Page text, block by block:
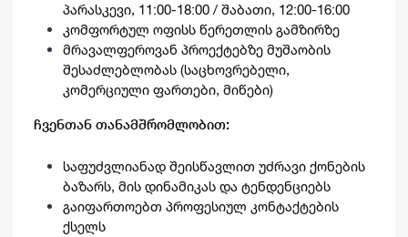
პარასკევი, 11:00-18:00 / შაბათი, 12:00-16:00
კომფორტულ ოფისს წერეთლის გამზირზე
მრავალფეროვან პროექტებზე მუშაობის
შესაძლებლობას (საცხოვრებელი,
კომერციული ფართები, მიწები)
ჩვენთან თანამშრომლობით:
საფუძვლიანად შეისწავლით უძრავი ქონების
ბაზარს, მის დინამიკას და ტენდენციებს
გაიფართოებთ პროფესიულ კონტაქტების
ქსელს